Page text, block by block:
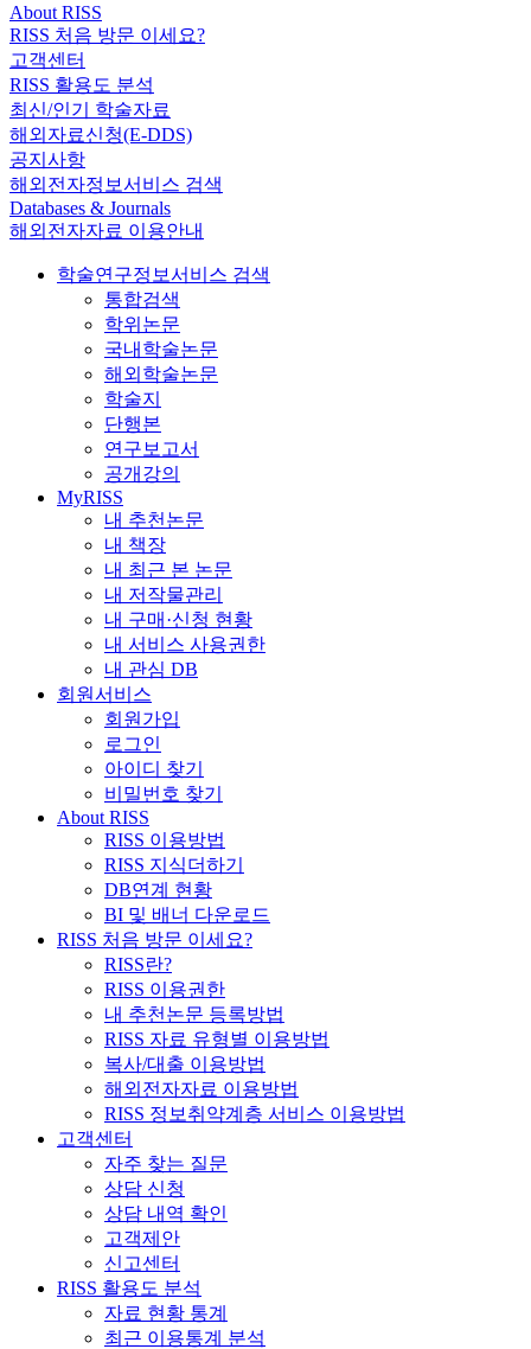
About RISS
RISS 처음 방문 이세요?
고객센터
RISS 활용도 분석
최신/인기 학술자료
해외자료신청(E-DDS)
공지사항
해외전자정보서비스 검색
Databases & Journals
해외전자자료 이용안내
학술연구정보서비스 검색
통합검색
학위논문
국내학술논문
해외학술논문
학술지
단행본
연구보고서
공개강의
MyRISS
내 추천논문
내 책장
내 최근 본 논문
내 저작물관리
내 구매·신청 현황
내 서비스 사용권한
내 관심 DB
회원서비스
회원가입
로그인
아이디 찾기
비밀번호 찾기
About RISS
RISS 이용방법
RISS 지식더하기
DB연계 현황
BI 및 배너 다운로드
RISS 처음 방문 이세요?
RISS란?
RISS 이용권한
내 추천논문 등록방법
RISS 자료 유형별 이용방법
복사/대출 이용방법
해외전자자료 이용방법
RISS 정보취약계층 서비스 이용방법
고객센터
자주 찾는 질문
상담 신청
상담 내역 확인
고객제안
신고센터
RISS 활용도 분석
자료 현황 통계
최근 이용통계 분석